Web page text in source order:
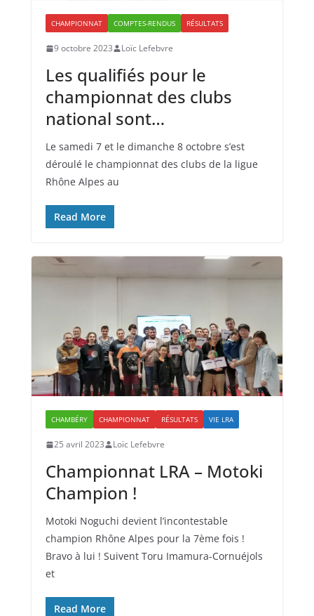
CHAMPIONNAT COMPTES-RENDUS RÉSULTATS
9 octobre 2023 Loïc Lefebvre
Les qualifiés pour le
championnat des clubs
national sont…
Le samedi 7 et le dimanche 8 octobre s’est
déroulé le championnat des clubs de la ligue
Rhône Alpes au
Read More
CHAMBÉRY CHAMPIONNAT RÉSULTATS VIE LRA
25 avril 2023 Loïc Lefebvre
Championnat LRA – Motoki
Champion !
Motoki Noguchi devient l’incontestable
champion Rhône Alpes pour la 7ème fois !
Bravo à lui ! Suivent Toru Imamura-Cornuéjols
et
Read More